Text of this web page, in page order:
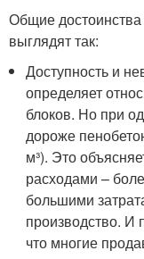
Общие достоинства
выглядят так:
Доступность и
определяет
блоков. Но при
дороже
м³). Это
расходами –
большими
производство. И
что многие